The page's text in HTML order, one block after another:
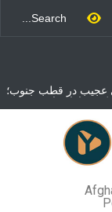
عجیب در قطب جنوب؛
که هزاران بار در روز
قالیباف، رئیس
با انتقاد تند از
دونالد ترمپ اعلام
تلاش دارد با
را از مسیر
به سمت تسلیم سوق